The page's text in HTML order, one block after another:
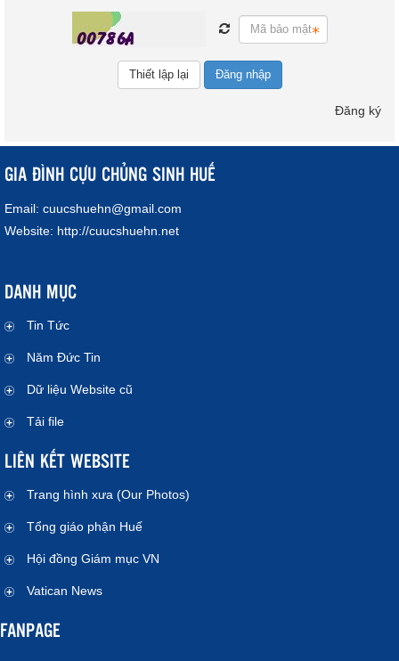
Đăng nhập
Đăng ký
GIA ĐÌNH CỰU CHỦNG SINH HUẾ
Email: cuucshuehn@gmail.com
Website: http://cuucshuehn.net
DANH MỤC
Tin Tức
Năm Đức Tin
Dữ liệu Website cũ
Tải file
LIÊN KẾT WEBSITE
Trang hình xưa (Our Photos)
Tổng giáo phận Huế
Hội đồng Giám mục VN
Vatican News
FANPAGE